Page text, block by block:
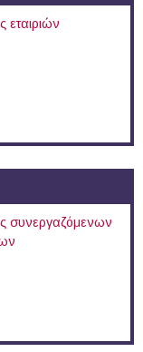
εταιριών
συνεργαζόμενων